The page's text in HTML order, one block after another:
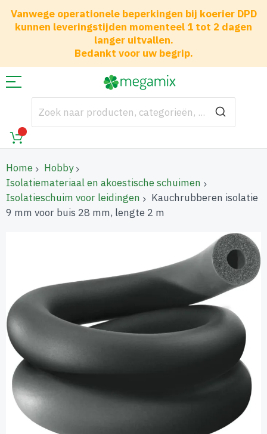
Vanwege operationele beperkingen bij koerier DPD
kunnen leveringstijden momenteel 1 tot 2 dagen
langer uitvallen.
Bedankt voor uw begrip.
Home
Hobby
Isolatiemateriaal en akoestische schuimen
Isolatieschuim voor leidingen
Kauchrubberen isolatie
9 mm voor buis 28 mm, lengte 2 m
afbeeldingen-
gallerij